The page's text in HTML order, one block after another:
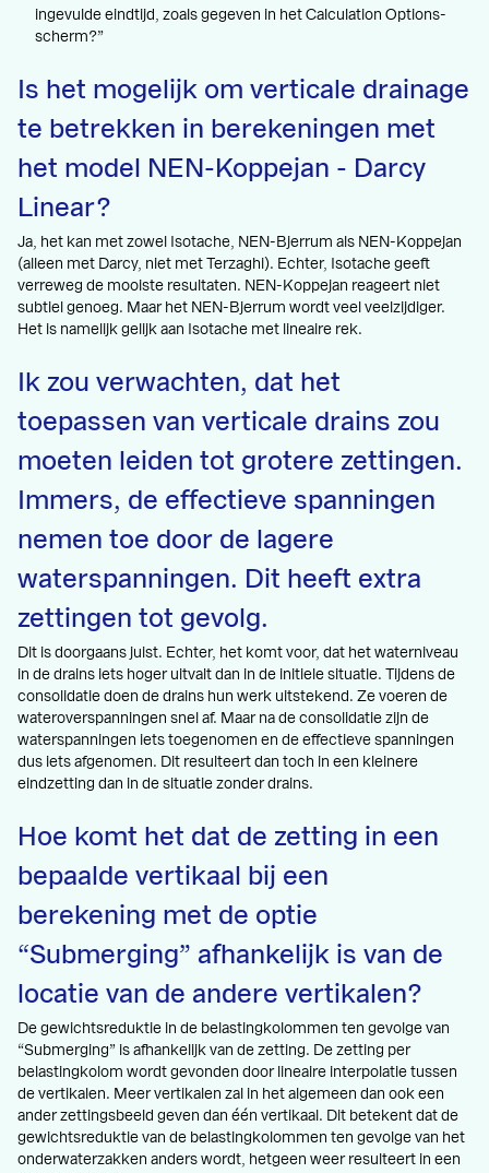
ingevulde eindtijd, zoals gegeven in het Calculation Options-
scherm?”
Is het mogelijk om verticale drainage
te betrekken in berekeningen met
het model NEN-Koppejan - Darcy
Linear?
Ja, het kan met zowel Isotache, NEN-Bjerrum als NEN-Koppejan
(alleen met Darcy, niet met Terzaghi). Echter, Isotache geeft
verreweg de mooiste resultaten. NEN-Koppejan reageert niet
subtiel genoeg. Maar het NEN-Bjerrum wordt veel veelzijdiger.
Het is namelijk gelijk aan Isotache met lineaire rek.
Ik zou verwachten, dat het
toepassen van verticale drains zou
moeten leiden tot grotere zettingen.
Immers, de effectieve spanningen
nemen toe door de lagere
waterspanningen. Dit heeft extra
zettingen tot gevolg.
Dit is doorgaans juist. Echter, het komt voor, dat het waterniveau
in de drains iets hoger uitvalt dan in de initiele situatie. Tijdens de
consolidatie doen de drains hun werk uitstekend. Ze voeren de
wateroverspanningen snel af. Maar na de consolidatie zijn de
waterspanningen iets toegenomen en de effectieve spanningen
dus iets afgenomen. Dit resulteert dan toch in een kleinere
eindzetting dan in de situatie zonder drains.
Hoe komt het dat de zetting in een
bepaalde vertikaal bij een
berekening met de optie
“Submerging” afhankelijk is van de
locatie van de andere vertikalen?
De gewichtsreduktie in de belastingkolommen ten gevolge van
“Submerging” is afhankelijk van de zetting. De zetting per
belastingkolom wordt gevonden door lineaire interpolatie tussen
de vertikalen. Meer vertikalen zal in het algemeen dan ook een
ander zettingsbeeld geven dan één vertikaal. Dit betekent dat de
gewichtsreduktie van de belastingkolommen ten gevolge van het
onderwaterzakken anders wordt, hetgeen weer resulteert in een